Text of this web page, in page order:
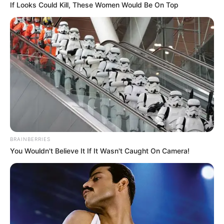
If Looks Could Kill, These Women Would Be On Top
BRAINBERRIES
You Wouldn't Believe It If It Wasn't Caught On Camera!